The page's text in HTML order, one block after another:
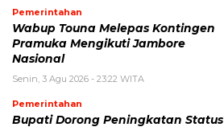
Pemerintahan
Wabup Touna Melepas Kontingen
Pramuka Mengikuti Jambore
Nasional
Senin, 3 Agu 2026 - 23:22 WITA
Pemerintahan
Bupati Dorong Peningkatan Status